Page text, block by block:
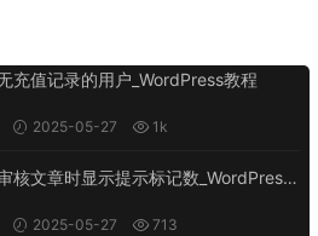
充值记录的用户_WordPress教程
2025-05-27 1k
核文章时显示提示标记数_WordPress
2025-05-27 713